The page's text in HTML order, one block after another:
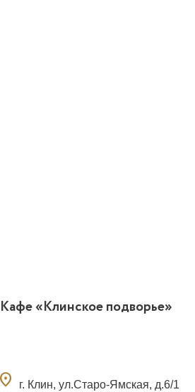
Кафе «Клинское подворье»
г. Клин, ул.Старо-Ямская, д.6/1